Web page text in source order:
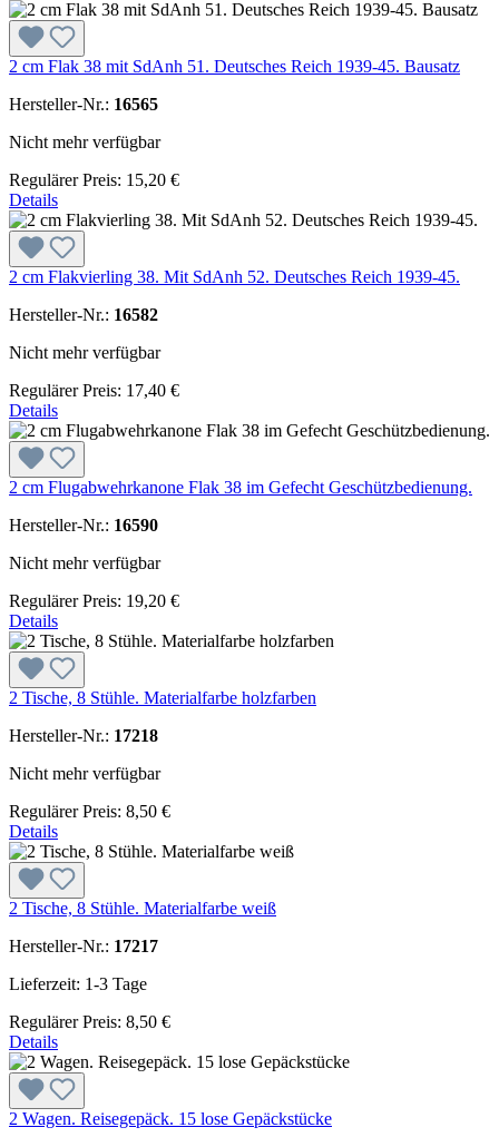
2 cm Flak 38 mit SdAnh 51. Deutsches Reich 1939-45. Bausatz
Hersteller-Nr.: 16565
Nicht mehr verfügbar
Regulärer Preis: 15,20 €
Details
2 cm Flakvierling 38. Mit SdAnh 52. Deutsches Reich 1939-45.
Hersteller-Nr.: 16582
Nicht mehr verfügbar
Regulärer Preis: 17,40 €
Details
2 cm Flugabwehrkanone Flak 38 im Gefecht Geschützbedienung.
Hersteller-Nr.: 16590
Nicht mehr verfügbar
Regulärer Preis: 19,20 €
Details
2 Tische, 8 Stühle. Materialfarbe holzfarben
Hersteller-Nr.: 17218
Nicht mehr verfügbar
Regulärer Preis: 8,50 €
Details
2 Tische, 8 Stühle. Materialfarbe weiß
Hersteller-Nr.: 17217
Lieferzeit: 1-3 Tage
Regulärer Preis: 8,50 €
Details
2 Wagen. Reisegepäck. 15 lose Gepäckstücke